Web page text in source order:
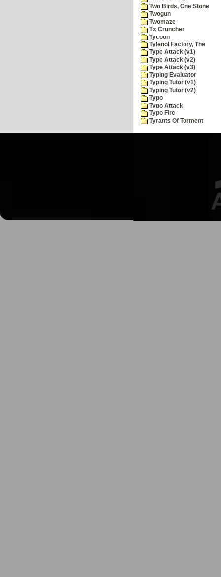
Two Birds, One Stone
Twogun
Twomaze
Tx Cruncher
Tycoon
Tylenol Factory, The
Type Attack (v1)
Type Attack (v2)
Type Attack (v3)
Typing Evaluator
Typing Tutor (v1)
Typing Tutor (v2)
Typo
Typo Attack
Typo Fire
Tyrants Of Torment